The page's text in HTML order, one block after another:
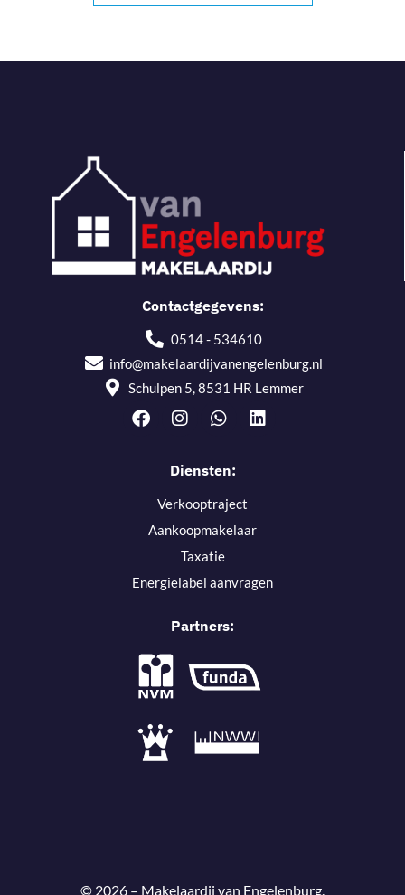
Contactgegevens:
0514 - 534610
info@makelaardijvanengelenburg.nl
Schulpen 5, 8531 HR Lemmer
Diensten:
Verkooptraject
Aankoopmakelaar
Taxatie
Energielabel aanvragen
Partners:
© 2026 – Makelaardij van Engelenburg.